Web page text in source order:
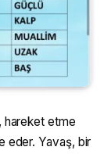
hareket etme
eder. Yavaş, bir